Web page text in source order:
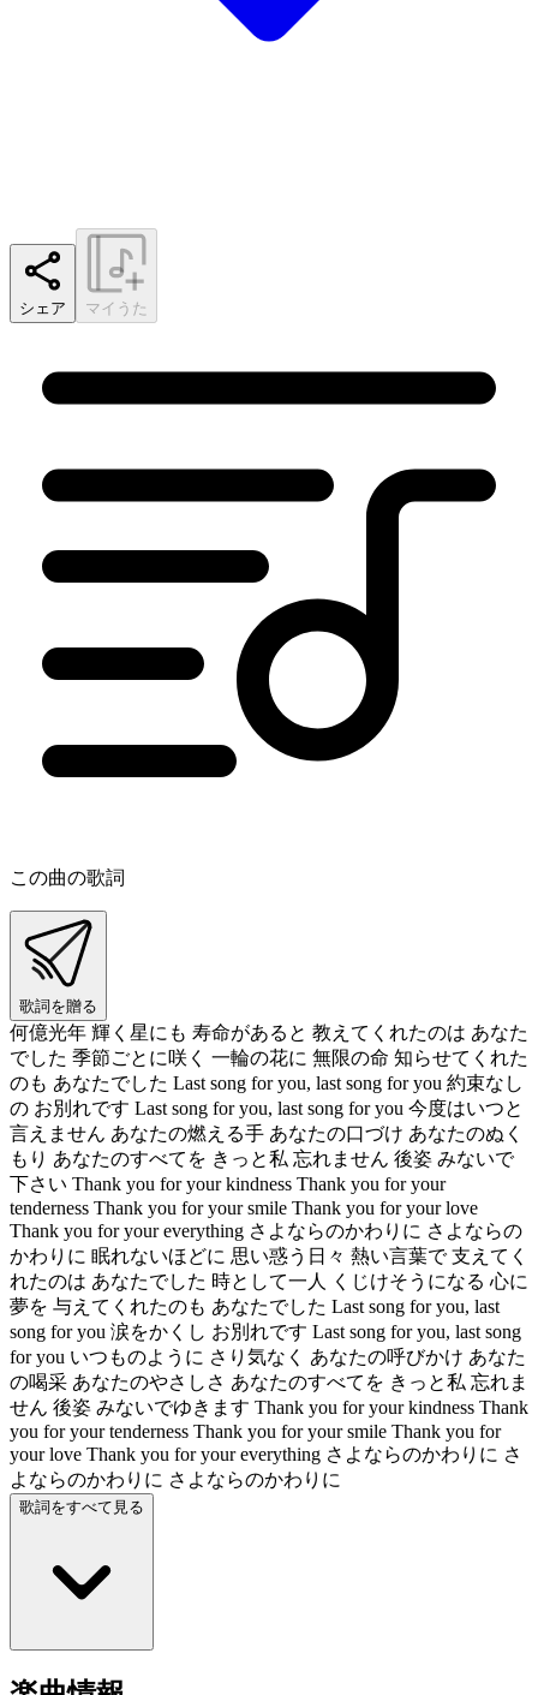
シェア マイうた
この曲の歌詞
歌詞を贈る
何億光年 輝く星にも 寿命があると 教えてくれたのは あなた
でした 季節ごとに咲く 一輪の花に 無限の命 知らせてくれた
のも あなたでした Last song for you, last song for you 約束なし
の お別れです Last song for you, last song for you 今度はいつと
言えません あなたの燃える手 あなたの口づけ あなたのぬく
もり あなたのすべてを きっと私 忘れません 後姿 みないで
下さい Thank you for your kindness Thank you for your
tenderness Thank you for your smile Thank you for your love
Thank you for your everything さよならのかわりに さよならの
かわりに 眠れないほどに 思い惑う日々 熱い言葉で 支えてく
れたのは あなたでした 時として一人 くじけそうになる 心に
夢を 与えてくれたのも あなたでした Last song for you, last
song for you 涙をかくし お別れです Last song for you, last song
for you いつものように さり気なく あなたの呼びかけ あなた
の喝采 あなたのやさしさ あなたのすべてを きっと私 忘れま
せん 後姿 みないでゆきます Thank you for your kindness Thank
you for your tenderness Thank you for your smile Thank you for
your love Thank you for your everything さよならのかわりに さ
よならのかわりに さよならのかわりに
歌詞をすべて見る